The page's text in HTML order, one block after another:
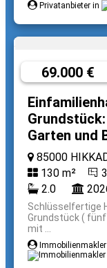
Privatanbieter in
69.000 €
Garten und
85000
130 m²
2.0
Schlüsselfertige
Grundstück (
mit ...